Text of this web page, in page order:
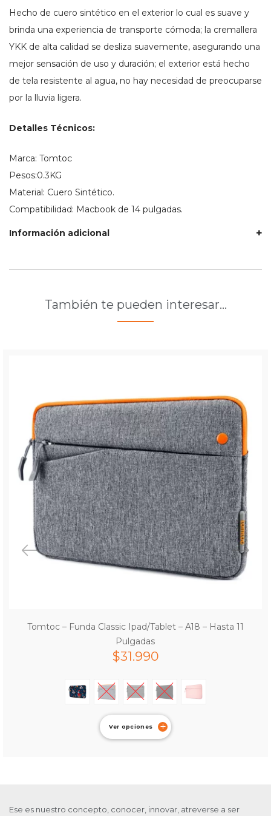
Hecho de cuero sintético en el exterior lo cual es suave y
brinda una experiencia de transporte cómoda; la cremallera
YKK de alta calidad se desliza suavemente, asegurando una
mejor sensación de uso y duración; el exterior está hecho
de tela resistente al agua, no hay necesidad de preocuparse
por la lluvia ligera.
Detalles Técnicos:
Marca: Tomtoc
Pesos:0.3KG
Material: Cuero Sintético.
Compatibilidad: Macbook de 14 pulgadas.
Información adicional
También te pueden interesar…
Tomtoc – Funda Classic Ipad/Tablet – A18 – Hasta 11
Pulgadas
$31.990
Ver opciones
Ese es nuestro concepto, conocer, innovar, atreverse a ser